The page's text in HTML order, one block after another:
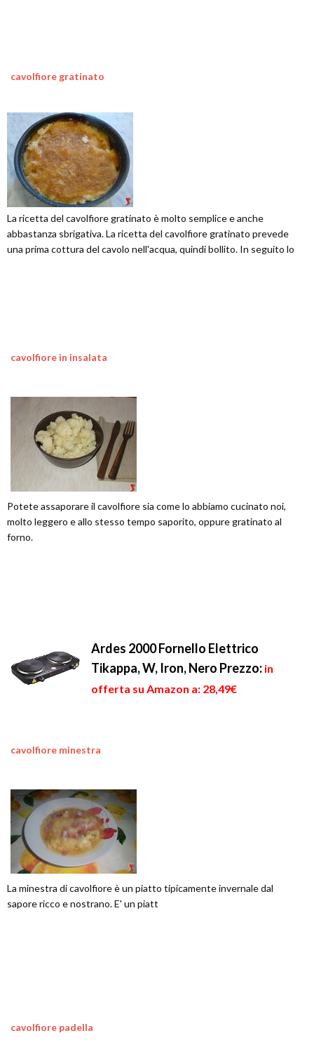
cavolfiore gratinato
La ricetta del cavolfiore gratinato è molto semplice e anche
abbastanza sbrigativa. La ricetta del cavolfiore gratinato prevede
una prima cottura del cavolo nell'acqua, quindi bollito. In seguito lo
cavolfiore in insalata
Potete assaporare il cavolfiore sia come lo abbiamo cucinato noi,
molto leggero e allo stesso tempo saporito, oppure gratinato al
forno.
Ardes 2000 Fornello Elettrico
Tikappa, W, Iron, Nero Prezzo: in
offerta su Amazon a: 28,49€
cavolfiore minestra
La minestra di cavolfiore è un piatto tipicamente invernale dal
sapore ricco e nostrano. E' un piatt
cavolfiore padella